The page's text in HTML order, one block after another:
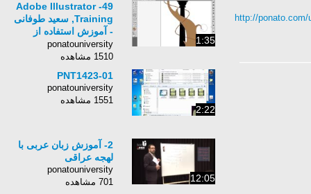
http://ponato.com/
1:35
49- Adobe Illustrator
Training, سعید طوفانی
- آموزش استفاده از
ابزراهای تغییر فرم -
قسمت چهارم
ponatouniversity
1510 مشاهده
2:22
PNT1423-01
ponatouniversity
1551 مشاهده
12:05
2- آموزش زبان عربی با
لهجه عراقی
ponatouniversity
701 مشاهده